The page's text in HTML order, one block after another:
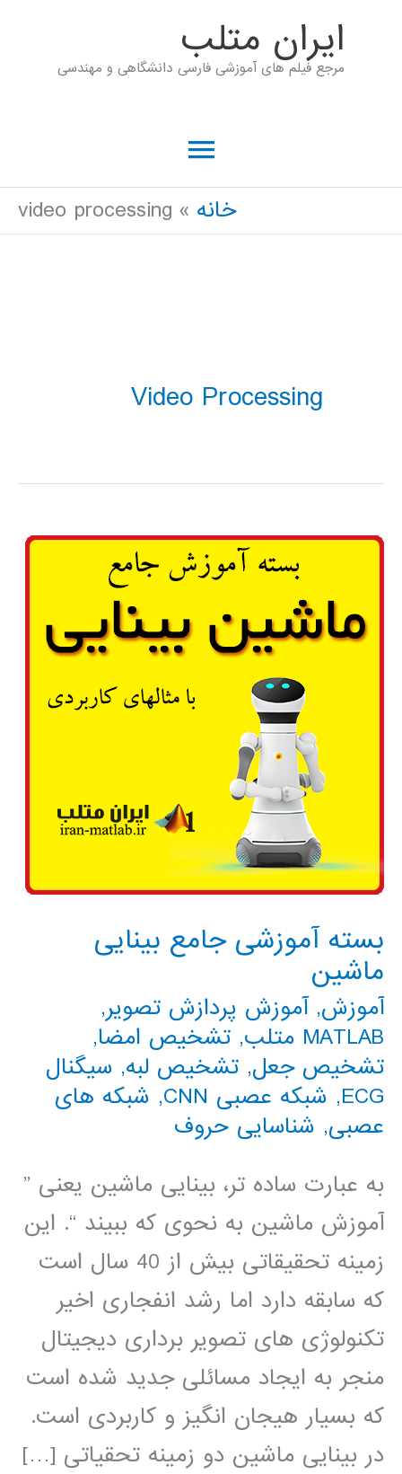
ايران متلب
مرجع فیلم های آموزشی فارسی دانشگاهی و مهندسی
فهرست
اصلی
خانه video processing
Video Processing
بسته آموزشی جامع بینایی
ماشین
آموزش,آموزش پردازش تصویر,
MATLAB متلب
, تشخیص امضا,
تشخیص جعل, تشخیص لبه, سیگنال
ECG
, شبکه عصبی CNN , شبکه های
عصبی, شناسایی حروف
به عبارت ساده تر، بینایی ماشین یعنی ”
آموزش ماشین به نحوی که ببیند “. این
زمینه تحقیقاتی بیش از 40 سال است
که سابقه دارد اما رشد انفجاری اخیر
تکنولوژی های تصویر برداری دیجیتال
منجر به ایجاد مسائلی جدید شده است
که بسیار هیجان انگیز و کاربردی است.
در بینایی ماشین دو زمینه تحقیاتی […]